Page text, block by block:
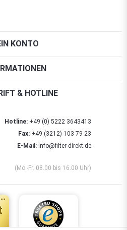
KONTO
& HOTLINE
Hotline:+49 (0) 5222 3643413
Fax:+49 (3212) 103 79 23
E-Mail:info@filter-direkt.de
(Mo.-Fr. 08.00 bis 16.00 Uhr)